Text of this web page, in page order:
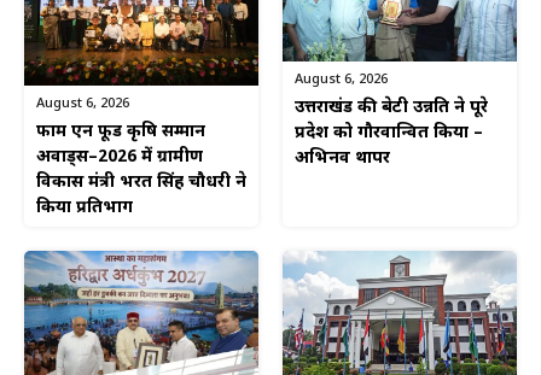
August 6, 2026
फार्म एन फूड कृषि सम्मान
अवार्ड्स–2026 में ग्रामीण
विकास मंत्री भरत सिंह चौधरी ने
किया प्रतिभाग
August 6, 2026
उत्तराखंड की बेटी उन्नति ने पूरे
प्रदेश को गौरवान्वित किया –
अभिनव थापर